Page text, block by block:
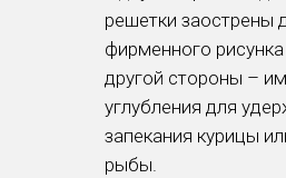
решетки заострены
фирменного рисунка
другой стороны –
углубления для
запекания курицы
рыбы.